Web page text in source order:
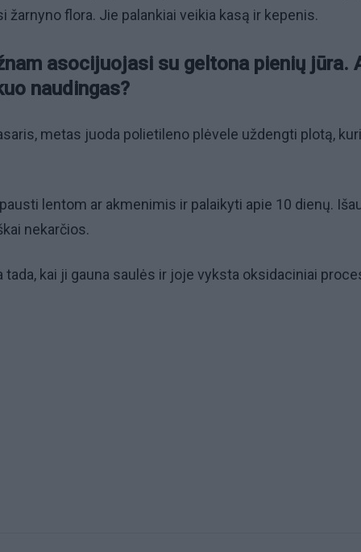
žarnyno flora. Jie palankiai veikia kasą ir kepenis.
asocijuojasi su geltona pienių jūra.
naudingas?
metas juoda polietileno plėvele uždengti plotą,
lentom ar akmenimis ir palaikyti apie 10 dienų.
nekarčios.
tada, kai ji gauna saulės ir joje vyksta oksidaciniai